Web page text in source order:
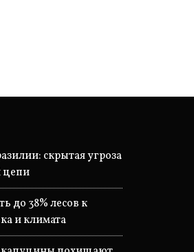
скрытая угроза
цепи
до 38% лесов к
и климата